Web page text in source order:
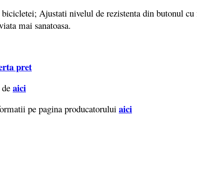
Ajustati nivelul de rezistenta din butonul cu
mai sanatoasa.
pret
aici
pe pagina producatorului aici